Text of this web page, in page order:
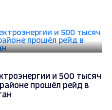
и 500 тысяч
прошёл рейд в